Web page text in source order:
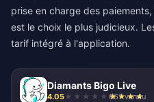
prise en charge des
est le choix le plus judicieux.
tarif intégré à l'application.
Diamants Bigo Live
4.05 667 vendu